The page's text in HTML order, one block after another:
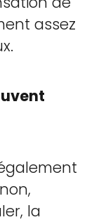
assez
la